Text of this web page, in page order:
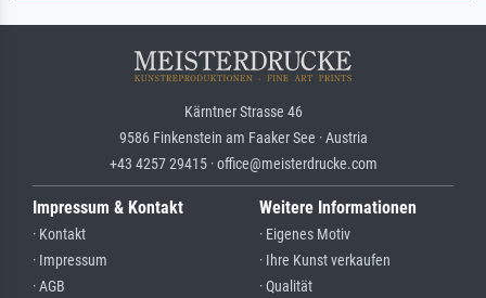
Kärntner Strasse 46
9586 Finkenstein am Faaker See · Austria
+43 4257 29415 · office@meisterdrucke.com
Impressum & Kontakt
· Kontakt
· Impressum
· AGB
Weitere Informationen
· Eigenes Motiv
· Ihre Kunst verkaufen
· Qualität